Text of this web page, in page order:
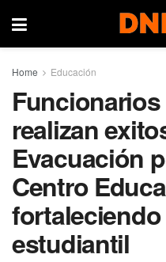
Home Educación
Funcionarios
realizan
Evacuación
Centro
estudiantil